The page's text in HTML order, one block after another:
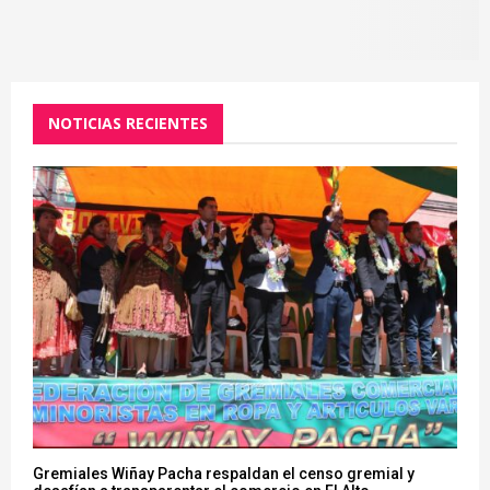
NOTICIAS RECIENTES
Gremiales Wiñay Pacha respaldan el censo gremial y